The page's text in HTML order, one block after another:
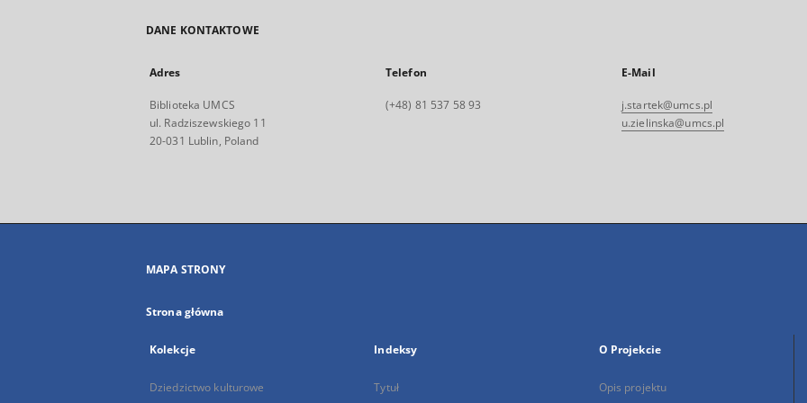
DANE KONTAKTOWE
Adres
Biblioteka UMCS
ul. Radziszewskiego 11
20-031 Lublin, Poland
Telefon
(+48) 81 537 58 93
E-Mail
j.startek@umcs.pl
u.zielinska@umcs.pl
MAPA STRONY
Strona główna
Kolekcje
Dziedzictwo kulturowe
Indeksy
Tytuł
O Projekcie
Opis projektu